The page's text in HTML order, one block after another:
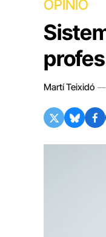
OPINIÓ
Martí Teixidó